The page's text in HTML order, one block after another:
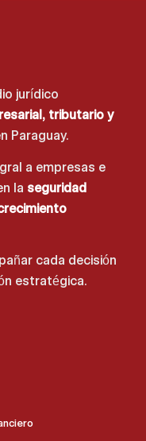
jurídico
tributario y
Paraguay.
a empresas e
la seguridad
cada decisión
estratégica.